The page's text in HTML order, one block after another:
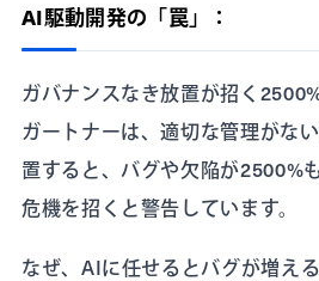
AI駆動開発の「罠」：
ガバナンスなき放置が招く
ガートナーは、適切な管理がな
置すると、バグや欠陥が2500%
危機を招くと警告しています。
なぜ、AIに任せるとバグが増え